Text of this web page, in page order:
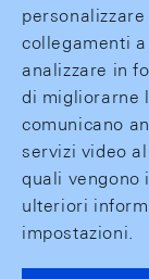
collegamenti
analizzare in
di migliorarne
comunicano
servizi video
quali vengono
ulteriori
impostazioni.